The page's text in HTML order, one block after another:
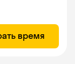
время